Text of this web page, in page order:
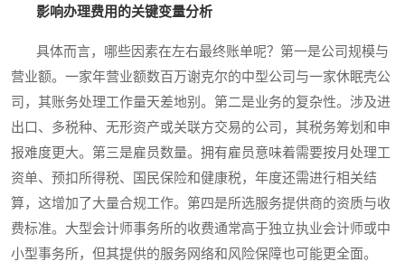
影响办理费用的关键变量分析
具体而言，哪些因素在左右最终账单呢？第一是公司规模与
营业额。一家年营业额数百万谢克尔的中型公司与一家休眠壳公
司，其账务处理工作量天差地别。第二是业务的复杂性。涉及进
出口、多税种、无形资产或关联方交易的公司，其税务筹划和申
报难度更大。第三是雇员数量。拥有雇员意味着需要按月处理工
资单、预扣所得税、国民保险和健康税，年度还需进行相关结
算，这增加了大量合规工作。第四是所选服务提供商的资质与收
费标准。大型会计师事务所的收费通常高于独立执业会计师或中
小型事务所，但其提供的服务网络和风险保障也可能更全面。